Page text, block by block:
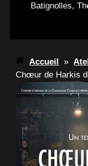
Batignolles,
Accueil »
Chœur de Harkis